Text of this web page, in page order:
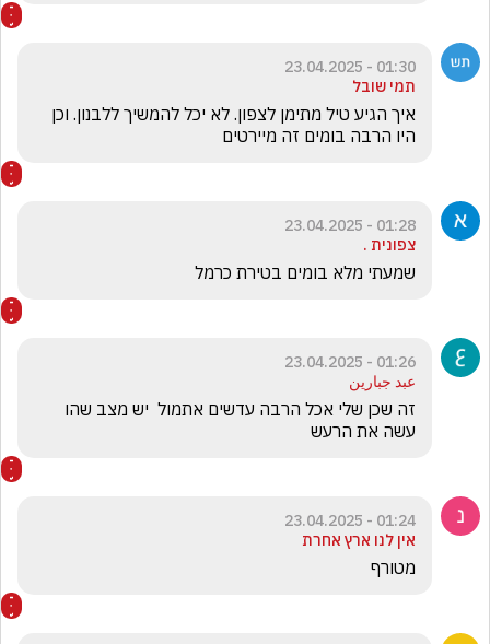
01:30 - 23.04.2025
תמי שובל
היו הרבה בומים זה מיירטים
01:28 - 23.04.2025
צפונית .
שמעתי מלא בומים בטירת כרמל
01:26 - 23.04.2025
عبد جبارين
עשה את הרעש
01:24 - 23.04.2025
אין לנו ארץ אחרת
מטורף